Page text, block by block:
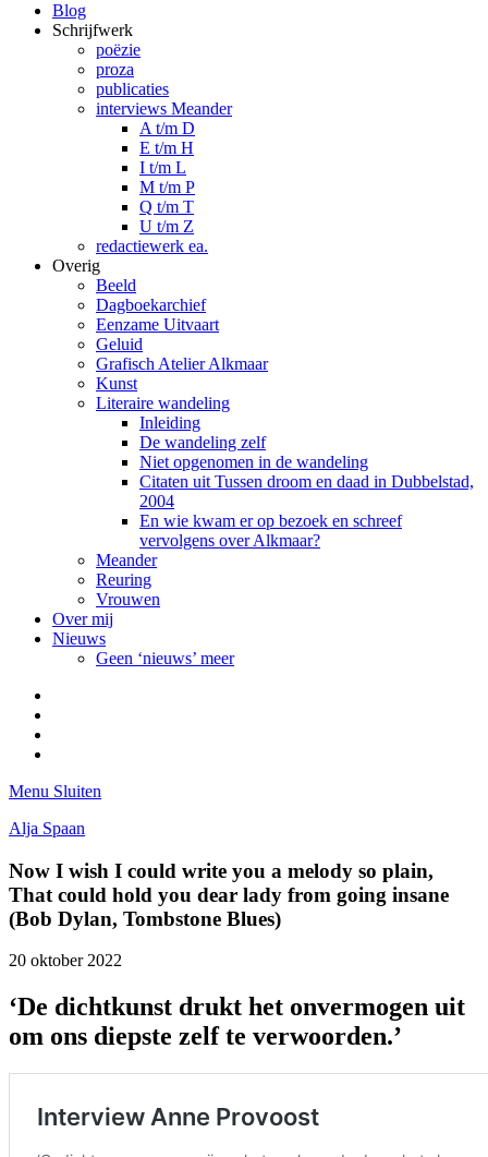
Blog
Schrijfwerk
poëzie
proza
publicaties
interviews Meander
A t/m D
E t/m H
I t/m L
M t/m P
Q t/m T
U t/m Z
redactiewerk ea.
Overig
Beeld
Dagboekarchief
Eenzame Uitvaart
Geluid
Grafisch Atelier Alkmaar
Kunst
Literaire wandeling
Inleiding
De wandeling zelf
Niet opgenomen in de wandeling
Citaten uit Tussen droom en daad in Dubbelstad,
2004
En wie kwam er op bezoek en schreef
vervolgens over Alkmaar?
Meander
Reuring
Vrouwen
Over mij
Nieuws
Geen ‘nieuws’ meer
Menu Sluiten
Alja Spaan
Now I wish I could write you a melody so plain,
That could hold you dear lady from going insane
(Bob Dylan, Tombstone Blues)
20 oktober 2022
‘De dichtkunst drukt het onvermogen uit
om ons diepste zelf te verwoorden.’